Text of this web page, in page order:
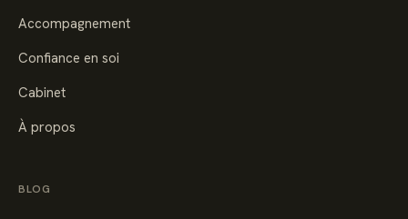
Accompagnement
Confiance en soi
Cabinet
À propos
BLOG